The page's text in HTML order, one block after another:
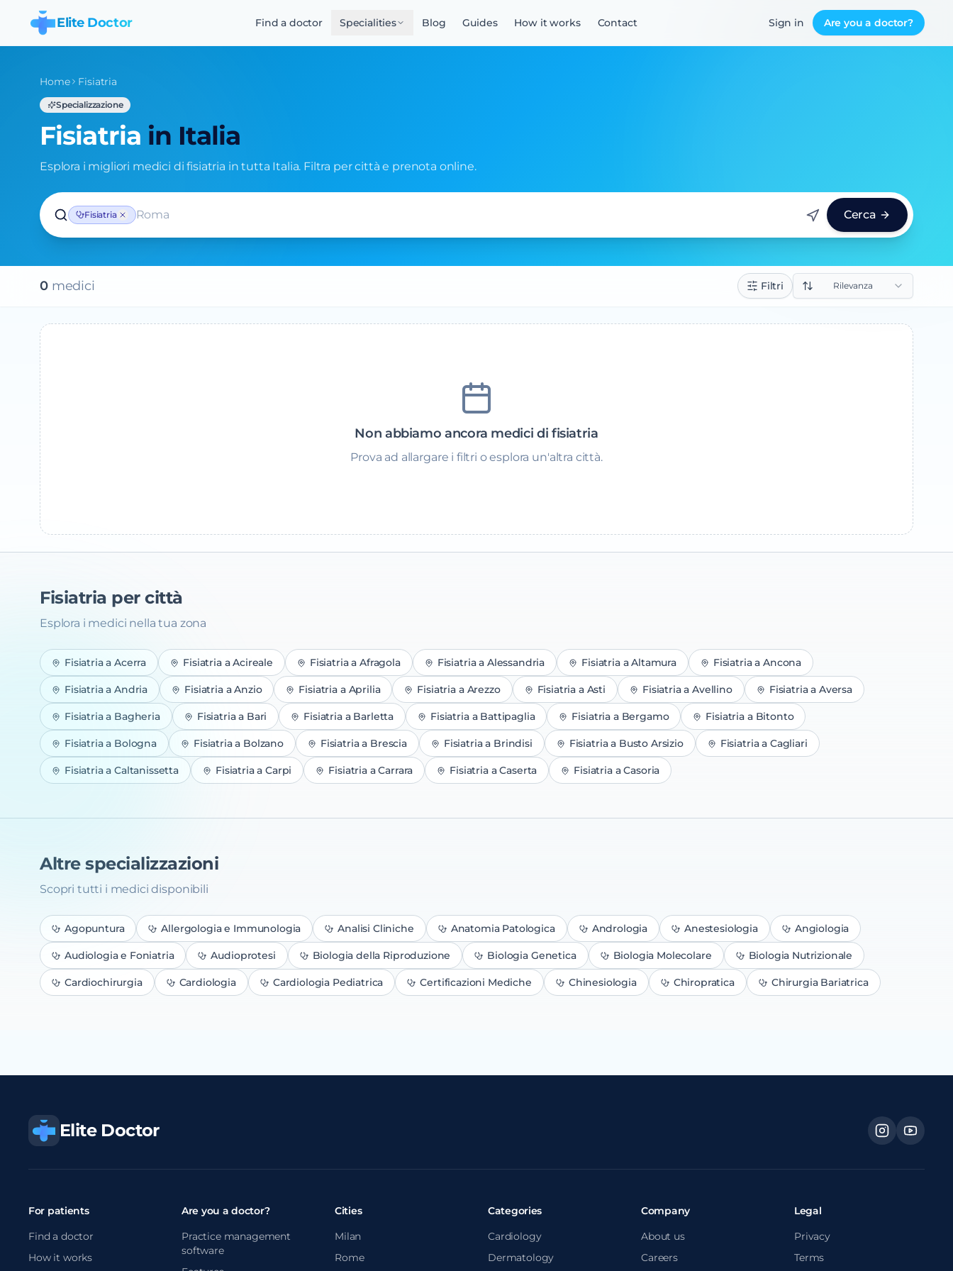
Elite Doctor Find a doctor Specialities Blog Guides How it works Contact Sign in Are you a doctor?
Home Fisiatria
Specializzazione
Fisiatria in Italia
Esplora i migliori medici di fisiatria in tutta Italia. Filtra per città e prenota online.
Fisiatria Roma Cerca
0medici Filtri Rilevanza
Non abbiamo ancora medici di fisiatria
Prova ad allargare i filtri o esplora un'altra città.
Fisiatria per città
Esplora i medici nella tua zona
FisiatriaaAcerra FisiatriaaAcireale FisiatriaaAfragola Fisiatriaa Alessandria FisiatriaaAltamura FisiatriaaAncona
FisiatriaaAndria FisiatriaaAnzio Fisiatria a Aprilia Fisiatriaa Arezzo Fisiatria a Asti FisiatriaaAvellino Fisiatriaa Aversa
Fisiatriaa Bagheria Fisiatriaa Bari Fisiatriaa Barletta Fisiatriaa Battipaglia Fisiatria a Bergamo Fisiatria a Bitonto
Fisiatriaa Bologna Fisiatriaa Bolzano Fisiatriaa Brescia Fisiatriaa Brindisi Fisiatriaa Busto Arsizio Fisiatriaa Cagliari
FisiatriaaCaltanissetta FisiatriaaCarpi FisiatriaaCarrara FisiatriaaCaserta FisiatriaaCasoria
Altre specializzazioni
Scopri tutti i medici disponibili
Agopuntura Allergologia e Immunologia Analisi Cliniche Anatomia Patologica Andrologia Anestesiologia Angiologia
Audiologia e Foniatria Audioprotesi Biologia della Riproduzione Biologia Genetica Biologia Molecolare Biologia Nutrizionale
Cardiochirurgia Cardiologia Cardiologia Pediatrica Certificazioni Mediche Chinesiologia Chiropratica Chirurgia Bariatrica
Elite Doctor
For patients
Find a doctor
How it works
Are you a doctor?
Practice management
software
Cities
Milan
Rome
Categories
Cardiology
Dermatology
Company
About us
Careers
Legal
Privacy
Terms